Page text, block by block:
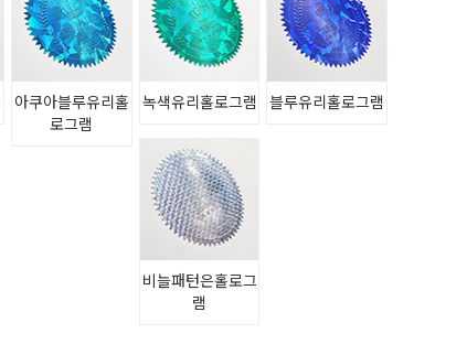
아쿠아블루유리홀
로그램
녹색유리홀로그램 블루유리홀로그램
비늘패턴은홀로그
램